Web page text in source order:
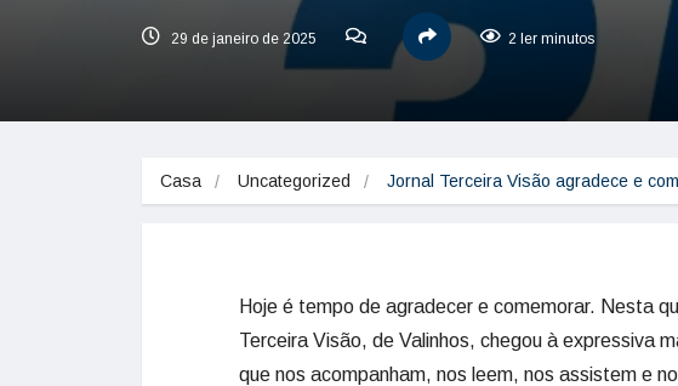
29 de janeiro de 2025 2 ler minutos
Casa Uncategorized Jornal Terceira Visão agradece e
Hoje é tempo de agradecer e comemorar. Nesta
Terceira Visão, de Valinhos, chegou à expressiva
que nos acompanham, nos leem, nos assistem e